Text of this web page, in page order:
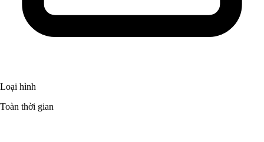
Loại hình
Toàn thời gian